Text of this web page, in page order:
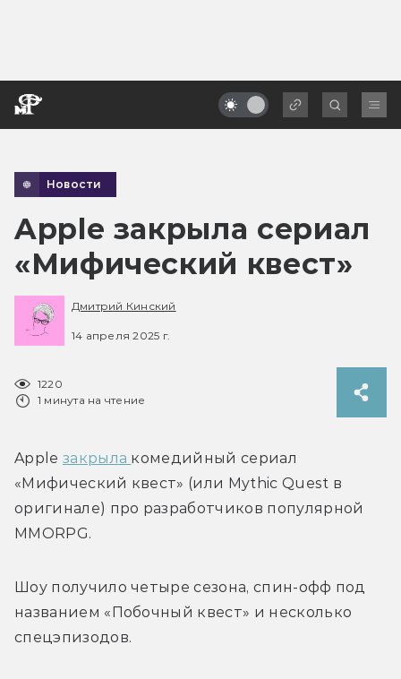
Новости
Apple закрыла сериал
«Мифический квест»
Дмитрий Кинский
14 апреля 2025 г.
1220
1 минута на чтение
Apple закрыла комедийный сериал
«Мифический квест» (или Mythic Quest в
оригинале) про разработчиков популярной
MMORPG.
Шоу получило четыре сезона, спин-офф под
названием «Побочный квест» и несколько
спецэпизодов.